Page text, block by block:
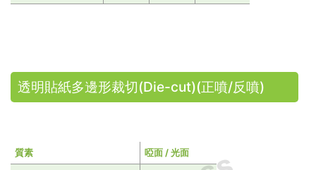
透明貼紙多邊形裁切(Die-cut)(正噴/反噴)
質素 啞面 / 光面